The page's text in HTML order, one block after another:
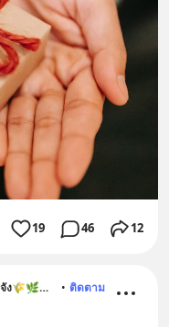
19 46 12
🍁กาลและเวลา🌷Mamonaku🍜ยูอิจัง🌾🌿🐶🐱 • ติดตาม